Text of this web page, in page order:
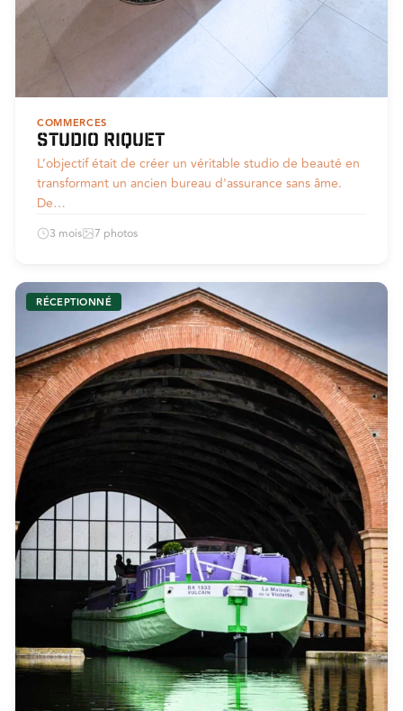
COMMERCES
Studio Riquet
L’objectif était de créer un véritable studio de beauté en
transformant un ancien bureau d'assurance sans âme.
De…
3 mois 7 photos
RÉCEPTIONNÉ